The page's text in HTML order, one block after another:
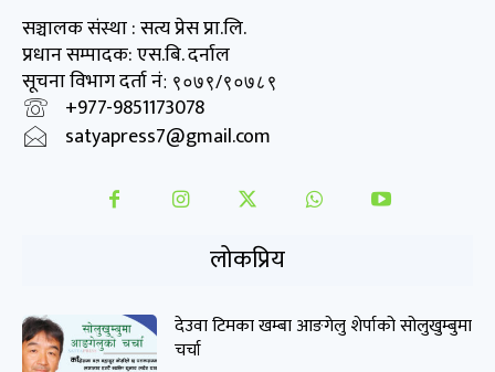
सञ्चालक संस्था : सत्य प्रेस प्रा.लि.
प्रधान सम्पादक: एस.बि. दर्नाल
सूचना विभाग दर्ता नं: ९०७९/९०७८९
+977-9851173078
satyapress7@gmail.com
लोकप्रिय
देउवा टिमका खम्बा आङगेलु शेर्पाको सोलुखुम्बुमा
चर्चा